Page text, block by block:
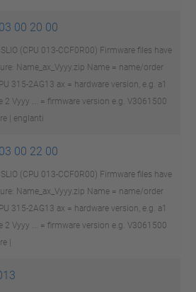
00 20 00
(CPU 013-CCF0R00) Firmware files have
Name_ax_Vyyy.zip Name = name/order
315-2AG13 ax = hardware version, e.g. a1
2 Vyyy ... = firmware version e.g. V3061500
| englanti
00 22 00
(CPU 013-CCF0R00) Firmware files have
Name_ax_Vyyy.zip Name = name/order
315-2AG13 ax = hardware version, e.g. a1
2 Vyyy ... = firmware version e.g. V3061500
|